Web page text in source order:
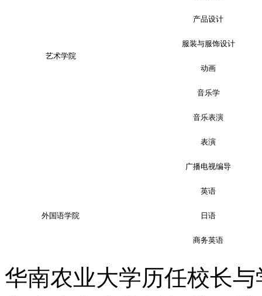
艺术学院
产品设计
服装与服饰设计
动画
音乐学
音乐表演
表演
广播电视编导
外国语学院
英语
日语
商务英语
华南农业大学历任校长与